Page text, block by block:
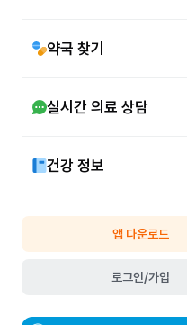
약국 찾기
실시간 의료 상담
건강 정보
앱 다운로드
로그인/가입